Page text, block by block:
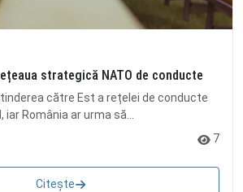
strategică NATO de conducte
către Est a rețelei de conducte
România ar urma să...
7
Citește